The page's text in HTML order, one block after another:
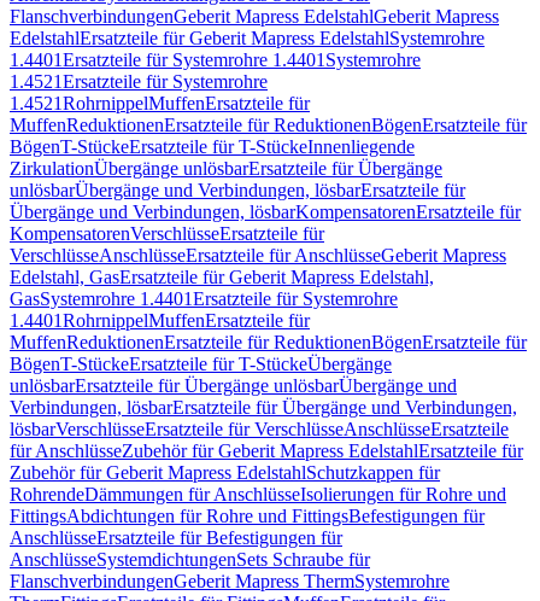
FlanschverbindungenGeberit Mapress EdelstahlGeberit Mapress
EdelstahlErsatzteile für Geberit Mapress EdelstahlSystemrohre
1.4401Ersatzteile für Systemrohre 1.4401 Systemrohre
1.4521Ersatzteile für Systemrohre
1.4521RohrnippelMuffenErsatzteile für
MuffenReduktionenErsatzteile für ReduktionenBögenErsatzteile für
BögenT-StückeErsatzteile für T-StückeInnenliegende
ZirkulationÜbergänge unlösbarErsatzteile für Übergänge
unlösbarÜbergänge und Verbindungen, lösbarErsatzteile für
Übergänge und Verbindungen, lösbarKompensatorenErsatzteile für
KompensatorenVerschlüsseErsatzteile für
VerschlüsseAnschlüsseErsatzteile für AnschlüsseGeberit Mapress
Edelstahl, GasErsatzteile für Geberit Mapress Edelstahl,
GasSystemrohre 1.4401Ersatzteile für Systemrohre
1.4401RohrnippelMuffenErsatzteile für
MuffenReduktionenErsatzteile für ReduktionenBögenErsatzteile für
BögenT-StückeErsatzteile für T-StückeÜbergänge
unlösbarErsatzteile für Übergänge unlösbarÜbergänge und
Verbindungen, lösbarErsatzteile für Übergänge und Verbindungen,
lösbarVerschlüsseErsatzteile für VerschlüsseAnschlüsseErsatzteile
für AnschlüsseZubehör für Geberit Mapress EdelstahlErsatzteile für
Zubehör für Geberit Mapress EdelstahlSchutzkappen für
RohrendeDämmungen für AnschlüsseIsolierungen für Rohre und
FittingsAbdichtungen für Rohre und FittingsBefestigungen für
AnschlüsseErsatzteile für Befestigungen für
AnschlüsseSystemdichtungenSets Schraube für
FlanschverbindungenGeberit Mapress ThermSystemrohre